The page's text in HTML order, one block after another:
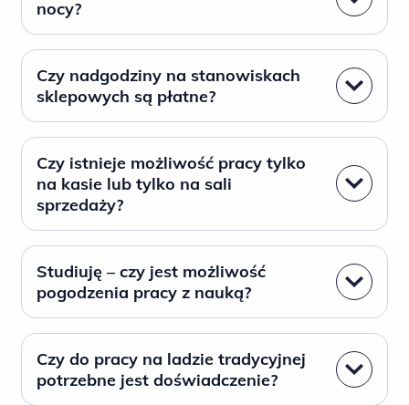
nocy?
Czy nadgodziny na stanowiskach
sklepowych są płatne?
Czy istnieje możliwość pracy tylko
na kasie lub tylko na sali
sprzedaży?
Studiuję – czy jest możliwość
pogodzenia pracy z nauką?
Czy do pracy na ladzie tradycyjnej
potrzebne jest doświadczenie?